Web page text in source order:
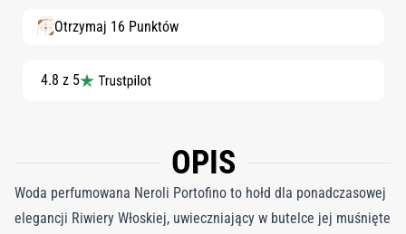
Otrzymaj 16 Punktów
4.8 z 5
OPIS
Woda perfumowana Neroli Portofino to hołd dla ponadczasowej
elegancji Riwiery Włoskiej, uwieczniający w butelce jej muśnięte